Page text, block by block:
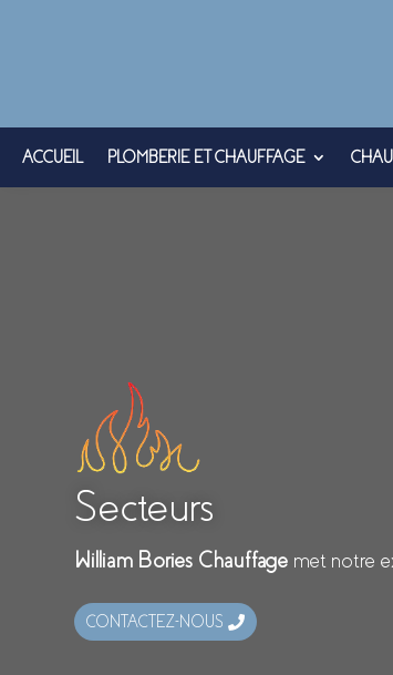
ACCUEIL PLOMBERIE ET CHAUFFAGE
Secteurs
William Bories Chauffage met notre
CONTACTEZ-NOUS